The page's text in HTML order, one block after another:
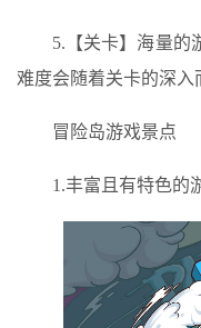
5.【关卡】海量的
难度会随着关卡的深入
冒险岛游戏景点
1.丰富且有特色的